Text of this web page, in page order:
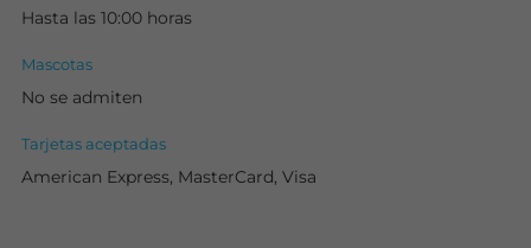
Hasta las 10:00 horas
Mascotas
No se admiten
Tarjetas aceptadas
American Express, MasterCard, Visa